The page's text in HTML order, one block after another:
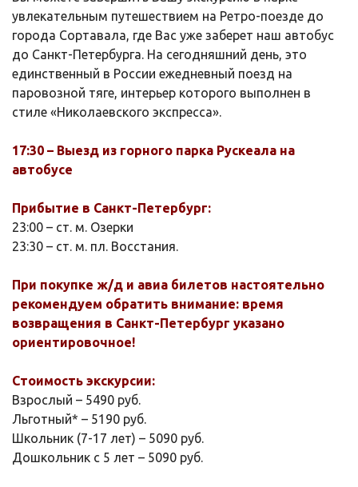
увлекательным путешествием на Ретро-поезде до
города Сортавала, где Вас уже заберет наш автобус
до Санкт-Петербурга. На сегодняшний день, это
единственный в России ежедневный поезд на
паровозной тяге, интерьер которого выполнен в
стиле «Николаевского экспресса».
17:30 – Выезд из горного парка Рускеала на
автобусе
Прибытие в Санкт-Петербург:
23:00 – ст. м. Озерки
23:30 – ст. м. пл. Восстания.
При покупке ж/д и авиа билетов настоятельно
рекомендуем обратить внимание: время
возвращения в Санкт-Петербург указано
ориентировочное!
Стоимость экскурсии:
Взрослый – 5490 руб.
Льготный* – 5190 руб.
Школьник (7-17 лет) – 5090 руб.
Дошкольник с 5 лет – 5090 руб.